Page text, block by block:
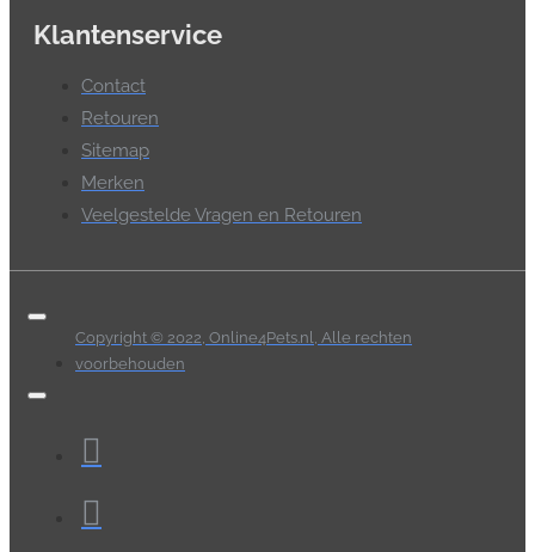
Klantenservice
Contact
Retouren
Sitemap
Merken
Veelgestelde Vragen en Retouren
Copyright © 2022, Online4Pets.nl, Alle rechten
voorbehouden